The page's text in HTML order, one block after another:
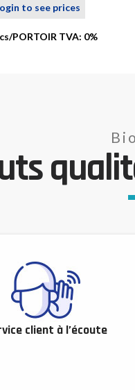
to see prices
PORTOIR TVA: 0%
client à l’écoute